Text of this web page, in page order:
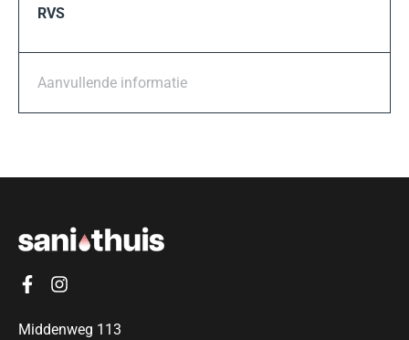
RVS
Aanvullende informatie
Middenweg 113